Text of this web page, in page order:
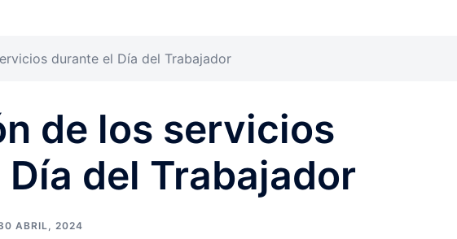
durante el Día del Trabajador
de los servicios
del Trabajador
ABRIL, 2024